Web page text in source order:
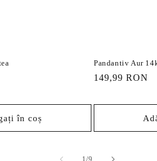
în coș
Pandantiv Aur
Preț
149,99 RON
din